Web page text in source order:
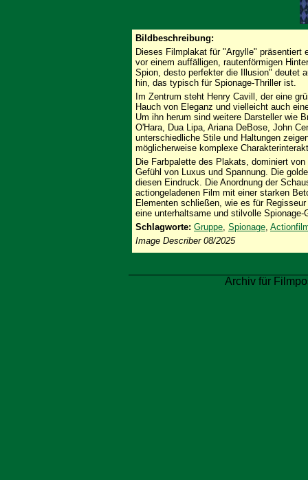
Bildbeschreibung:
Dieses Filmplakat für "Argylle" präsentiert
vor einem auffälligen, rautenförmigen
Spion, desto perfekter die Illusion" deutet
hin, das typisch für Spionage-Thriller ist.
Im Zentrum steht Henry Cavill, der eine
Hauch von Eleganz und vielleicht auch
Um ihn herum sind weitere Darsteller wie
O'Hara, Dua Lipa, Ariana DeBose, John
unterschiedliche Stile und Haltungen
möglicherweise komplexe
Die Farbpalette des Plakats, dominiert
Gefühl von Luxus und Spannung. Die
diesen Eindruck. Die Anordnung der
actiongeladenen Film mit einer starken
Elementen schließen, wie es für
eine unterhaltsame und stilvolle Spionage-
Schlagworte: Gruppe, Spionage,
Image Describer 08/2025
Archiv für